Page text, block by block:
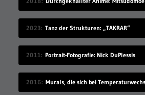
2023 Tanz der Strukturen: „TAKRAR“
2011 Portrait-Fotografie: Nick DuPlessis
2016